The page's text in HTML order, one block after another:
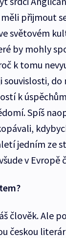
přijmout
světovém
by mohly
k tomu
do
k
Spíš
jedním ze
v Evropě
člověk. Ale
českou